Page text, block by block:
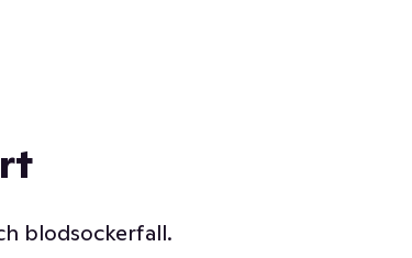
blodsockerfall.